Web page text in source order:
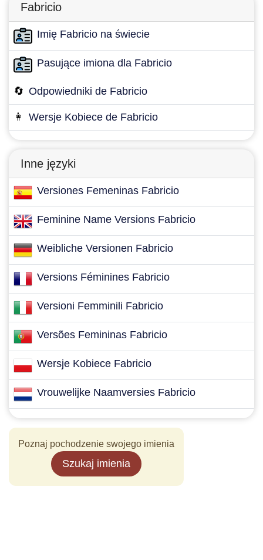
Fabricio
Imię Fabricio na świecie
Pasujące imiona dla Fabricio
🔄 Odpowiedniki de Fabricio
👩 Wersje Kobiece de Fabricio
Inne języki
Versiones Femeninas Fabricio
Feminine Name Versions Fabricio
Weibliche Versionen Fabricio
Versions Féminines Fabricio
Versioni Femminili Fabricio
Versões Femininas Fabricio
Wersje Kobiece Fabricio
Vrouwelijke Naamversies Fabricio
Poznaj pochodzenie swojego imienia
Szukaj imienia